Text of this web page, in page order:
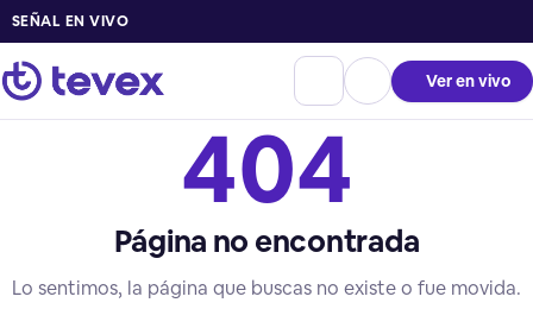
SEÑAL EN VIVO
Ver en vivo
404
Página no encontrada
Lo sentimos, la página que buscas no existe o fue movida.